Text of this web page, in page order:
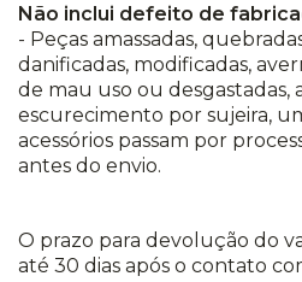
Não inclui defeito de
- Peças amassadas,
danificadas, modificadas,
de mau uso ou desgastadas,
escurecimento por sujeira,
acessórios passam por
antes do envio.
O prazo para devolução do
até 30 dias após o contato